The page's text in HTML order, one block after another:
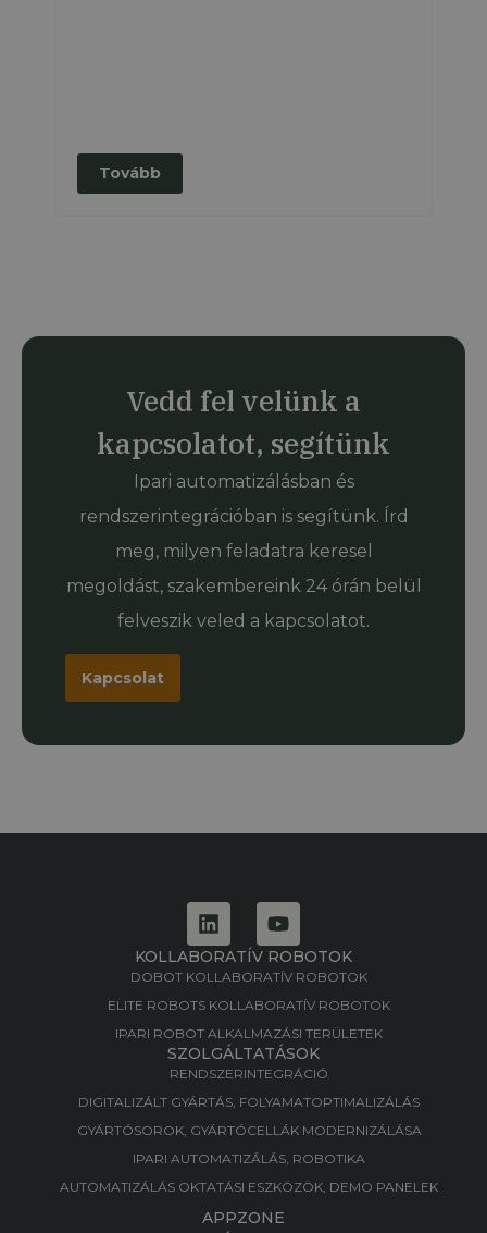
Tovább
Vedd fel velünk a
kapcsolatot, segítünk
Ipari automatizálásban és
rendszerintegrációban is segítünk. Írd
meg, milyen feladatra keresel
megoldást, szakembereink 24 órán belül
felveszik veled a kapcsolatot.
Kapcsolat
KOLLABORATÍV ROBOTOK
DOBOT KOLLABORATÍV ROBOTOK
ELITE ROBOTS KOLLABORATÍV ROBOTOK
IPARI ROBOT ALKALMAZÁSI TERÜLETEK
SZOLGÁLTATÁSOK
RENDSZERINTEGRÁCIÓ
DIGITALIZÁLT GYÁRTÁS, FOLYAMATOPTIMALIZÁLÁS​
GYÁRTÓSOROK, GYÁRTÓCELLÁK MODERNIZÁLÁSA​
IPARI AUTOMATIZÁLÁS, ROBOTIKA​
AUTOMATIZÁLÁS OKTATÁSI ESZKÖZÖK, DEMO PANELEK​
APPZONE